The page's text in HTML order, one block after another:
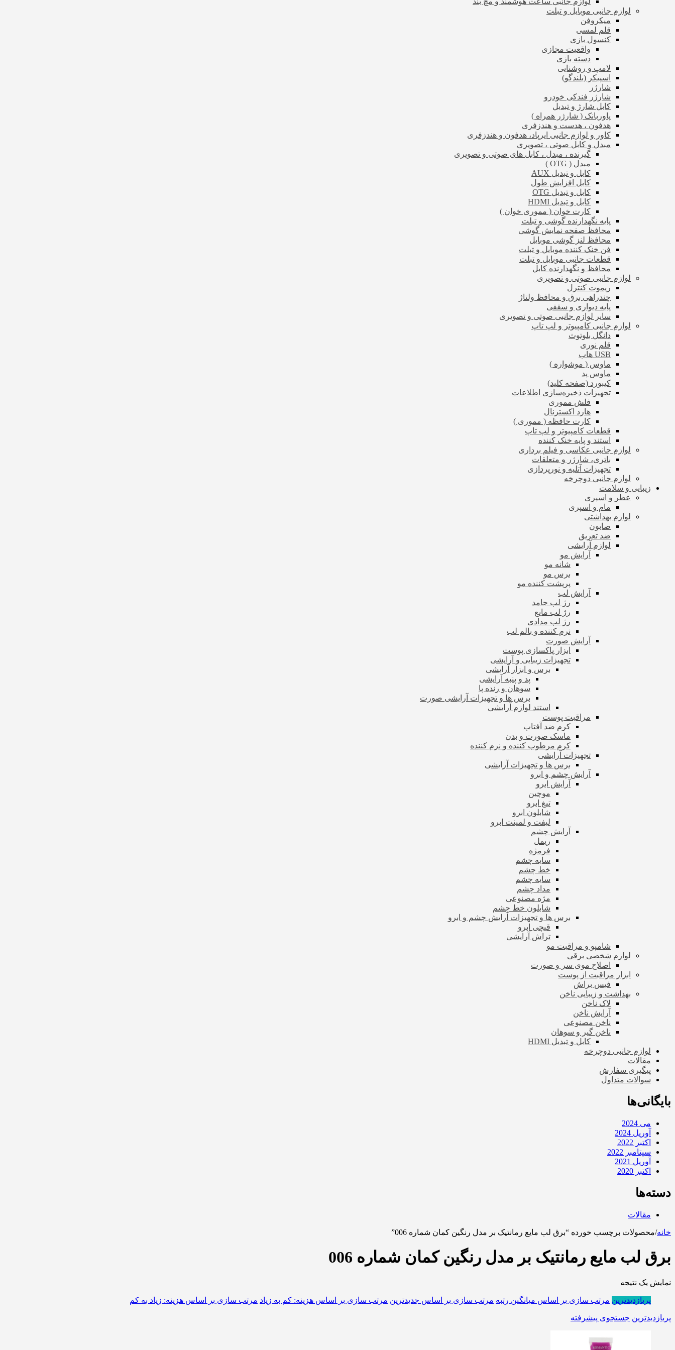
لوازم جانبی موبایل و تبلت
میکروفن
قلم لمسی
کنسول بازی
واقعیت مجازی
دسته بازی
لامپ و روشنایی
اسپیکر (بلندگو)
شارژر
شارژر فندکی خودرو
کابل شارژ و تبدیل
پاوربانک ( شارژر همراه )
هدفون ، هدست و هندزفری
کاور و لوازم جانبی ایرپاد، هدفون و هندزفری
مبدل و کابل صوتی ، تصویری
گیرنده ، مبدل ، کابل های صوتی و تصویری
مبدل ( OTG )
کابل و تبدیل AUX
کابل افزایش طول
کابل و تبدیل OTG
کابل و تبدیل HDMI
کارت خوان ( مموری خوان )
پایه نگهدارنده گوشی و تبلت
محافظ صفحه نمایش گوشی
محافظ لنز گوشی موبایل
فن خنک کننده موبایل و تبلت
قطعات جانبی موبایل و تبلت
محافظ و نگهدارنده کابل
لوازم جانبی صوتی و تصویری
ریموت کنترل
چندراهی برق و محافظ ولتاژ
پایه دیواری و سقفی
سایر لوازم جانبی صوتی و تصویری
لوازم جانبی کامپیوتر و لپ تاپ
دانگل بلوتوث
قلم نوری
USB هاب
ماوس ( موشواره )
ماوس پد
کیبورد (صفحه کلید)
تجهیزات ذخیره‌سازی اطلاعات
فلش مموری
هارد اکسترنال
کارت حافظه ( مموری )
قطعات کامپیوتر و لپ تاپ
استند و پایه خنک کننده
لوازم جانبی عکاسی و فیلم برداری
باتری، شارژر و متعلقات
تجهیزات آتلیه و نورپردازی
لوازم جانبی دوچرخه
زیبایی و سلامت
عطر و اسپری
مام و اسپری
لوازم بهداشتی
صابون
ضد تعریق
لوازم آرایشی
آرایش مو
شانه مو
برس مو
پرپشت کننده مو
آرایش لب
رژ لب جامد
رژ لب مایع
رژ لب مدادی
نرم کننده و بالم لب
آرایش صورت
ابزار پاکسازی پوست
تجهیزات زیبایی و آرایشی
برس و ابزار آرایشی
پد و پنبه آرایشی
سوهان و رنده پا
برس ها و تجهیزات آرایشی صورت
استند لوازم آرایشی
مراقبت پوست
کرم ضد آفتاب
ماسک صورت و بدن
کرم مرطوب کننده و نرم کننده
تجهیزات آرایشی
برس ها و تجهیزات آرایشی
آرایش چشم و ابرو
آرایش ابرو
موچین
تیغ ابرو
شابلون ابرو
لیفت و لمینت ابرو
آرایش چشم
ریمل
فرمژه
سایه چشم
خط چشم
سایه چشم
مداد چشم
مژه مصنوعی
شابلون خط چشم
برس ها و تجهیزات آرایش چشم و ابرو
قیچی ابرو
تراش آرایشی
شامپو و مراقبت مو
لوازم شخصی برقی
اصلاح موی سر و صورت
ابزار مراقبت از پوست
فیس براش
بهداشت و زیبایی ناخن
لاک ناخن
آرایش ناخن
ناخن مصنوعی
ناخن گیر و سوهان
کابل و تبدیل HDMI
لوازم جانبی دوچرخه
مقالات
پیگیری سفارش
سوالات متداول
بایگانی‌ها
می 2024
آوریل 2024
اکتبر 2022
سپتامبر 2022
آوریل 2021
اکتبر 2020
دسته‌ها
مقالات
خانه/محصولات برچسب خورده “برق لب مایع رمانتیک بر مدل رنگین کمان شماره 006”
برق لب مایع رمانتیک بر مدل رنگین کمان شماره 006
نمایش یک نتیجه
پربازدیدترین مرتب سازی بر اساس میانگین رتبه مرتب سازی بر اساس جدیدترین مرتب سازی بر اساس هزینه: کم به زیاد مرتب سازی بر اساس هزینه: زیاد به کم
پربازدیدترین جستجوی پیشرفته